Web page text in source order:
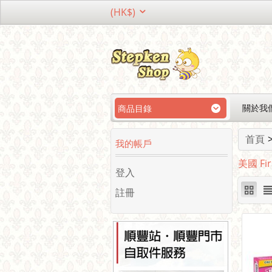
(HK$)
關於我
商品目錄
我的帳戶
登入
註冊
首頁
美國